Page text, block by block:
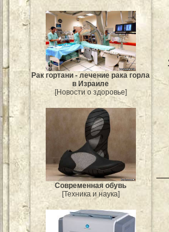
Рак гортани - лечение рака горла
в Израиле
[Новости о здоровье]
Современная обувь
[Техника и наука]